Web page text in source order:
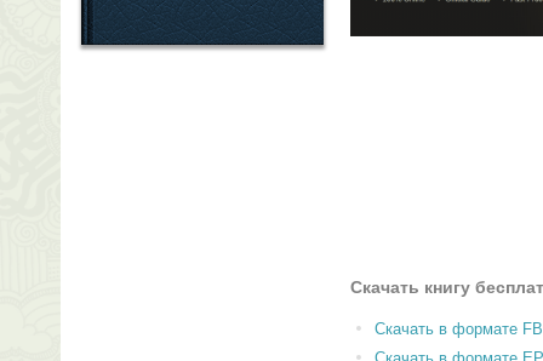
Скачать книгу
Скачать в формате
Скачать в формате